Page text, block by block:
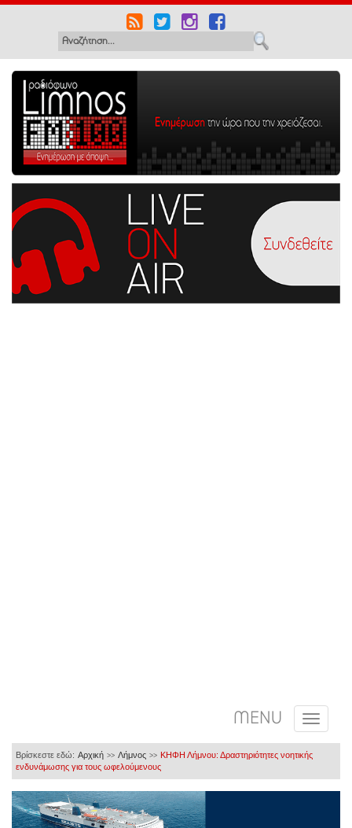
MENU
Βρίσκεστε εδώ: Αρχική >> Λήμνος >> ΚΗΦΗ Λήμνου: Δραστηριότητες νοητικής
ενδυνάμωσης για τους ωφελούμενους